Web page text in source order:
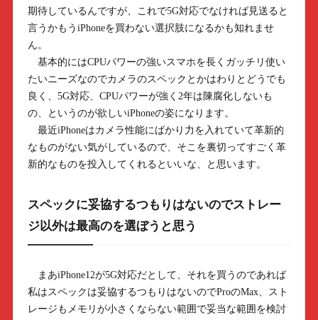
期待しているんですが、これで5G対応でなければ見送ると
言うかもうiPhoneを買わない選択肢になるかも知れませ
ん。
基本的にはCPUパワーの強いスマホを長くガッチリ使い
たいニーズなのでカメラのスペックとかはわりとどうでも
良く、5G対応、CPUパワーが強く2年は陳腐化しないも
の、というのが欲しいiPhoneの姿になります。
最近iPhoneはカメラ性能にばかり力を入れていて革新的
なものがない気がしているので、そこを裏切ってすごく革
新的なものを投入してくれるといいな、と思います。
スペックに妥協するつもりはないのでストレー
ジ以外は最高のを選ぼうと思う
まあiPhone12が5G対応だとして、それを買うのであれば
私はスペックは妥協するつもりはないのでProのMax、スト
レージもメモリが小さくならない範囲で妥当な範囲を検討